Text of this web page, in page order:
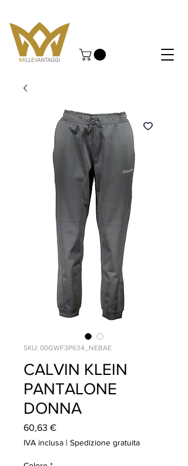
SKU: 00GWF3P634_NEBAE
CALVIN KLEIN
PANTALONE
DONNA
60,63 €Prezzo
IVA inclusa | Spedizione gratuita